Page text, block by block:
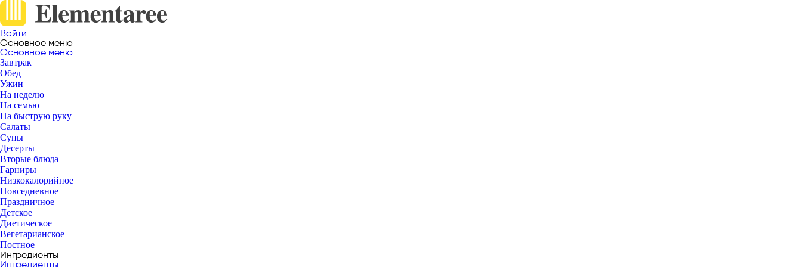
Войти
Основное меню
Основное меню
Завтрак
Обед
Ужин
На неделю
На семью
На быструю руку
Салаты
Супы
Десерты
Вторые блюда
Гарниры
Низкокалорийное
Повседневное
Праздничное
Детское
Диетическое
Вегетарианское
Постное
Ингредиенты
Ингредиенты